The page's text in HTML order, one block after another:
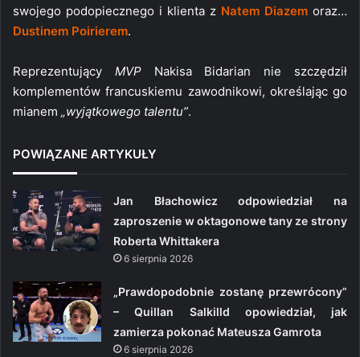
swojego podopiecznego i klienta z Natem Diazem oraz…
Dustinem Poirierem.
Reprezentujący MVPNakisa Bidarian nie szczędził
komplementów francuskiemu zawodnikowi, określając go
mianem „wyjątkowego talentu”.
POWIĄZANE ARTYKUŁY
Jan Błachowicz odpowiedział na
zaproszenie w oktagonowe tany ze strony
Roberta Whittakera
6 sierpnia 2026
„Prawdopodobnie zostanę przewrócony”
– Quillan Salkilld opowiedział, jak
zamierza pokonać Mateusza Gamrota
6 sierpnia 2026